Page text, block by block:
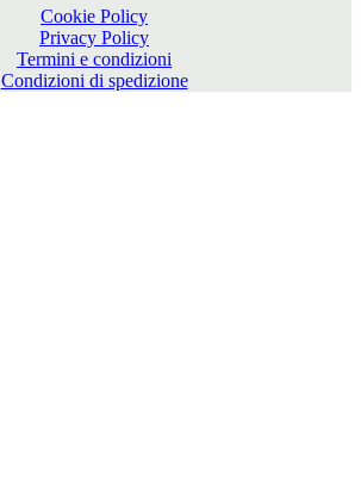
Cookie Policy
Privacy Policy
Termini e condizioni
Condizioni di spedizione